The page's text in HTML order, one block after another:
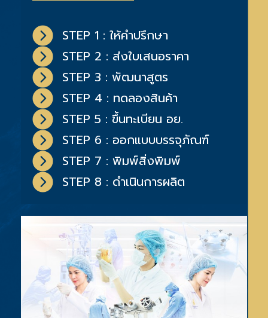
STEP 1 : ให้คำปรึกษา
STEP 2 : ส่งใบเสนอราคา
STEP 3 : พัฒนาสูตร
STEP 4 : ทดลองสินค้า
STEP 5 : ขึ้นทะเบียน อย.
STEP 6 : ออกแบบบรรจุภัณฑ์
STEP 7 : พิมพ์สิ่งพิมพ์
STEP 8 : ดำเนินการผลิต